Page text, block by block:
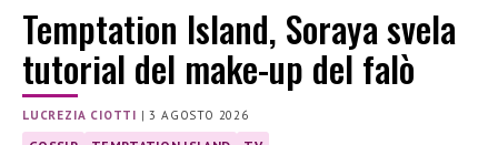
Temptation Island, Soraya svela
tutorial del make-up del falò
LUCREZIA CIOTTI |3 AGOSTO 2026